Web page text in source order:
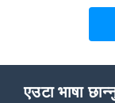
एउटा भाषा